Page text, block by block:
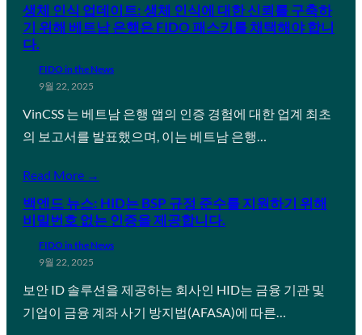
생체 인식 업데이트: 생체 인식에 대한 신뢰를 구축하
기 위해 베트남 은행은 FIDO 패스키를 채택해야 합니
다.
FIDO in the News
9월 22, 2025
VinCSS 는 베트남 은행 앱의 인증 경험에 대한 업계 최초
의 보고서를 발표했으며, 이는 베트남 은행…
Read More →
백엔드 뉴스: HID는 BSP 규정 준수를 지원하기 위해
비밀번호 없는 인증을 제공합니다.
FIDO in the News
9월 22, 2025
보안 ID 솔루션을 제공하는 회사인 HID는 금융 기관 및
기업이 금융 계좌 사기 방지법(AFASA)에 따른…